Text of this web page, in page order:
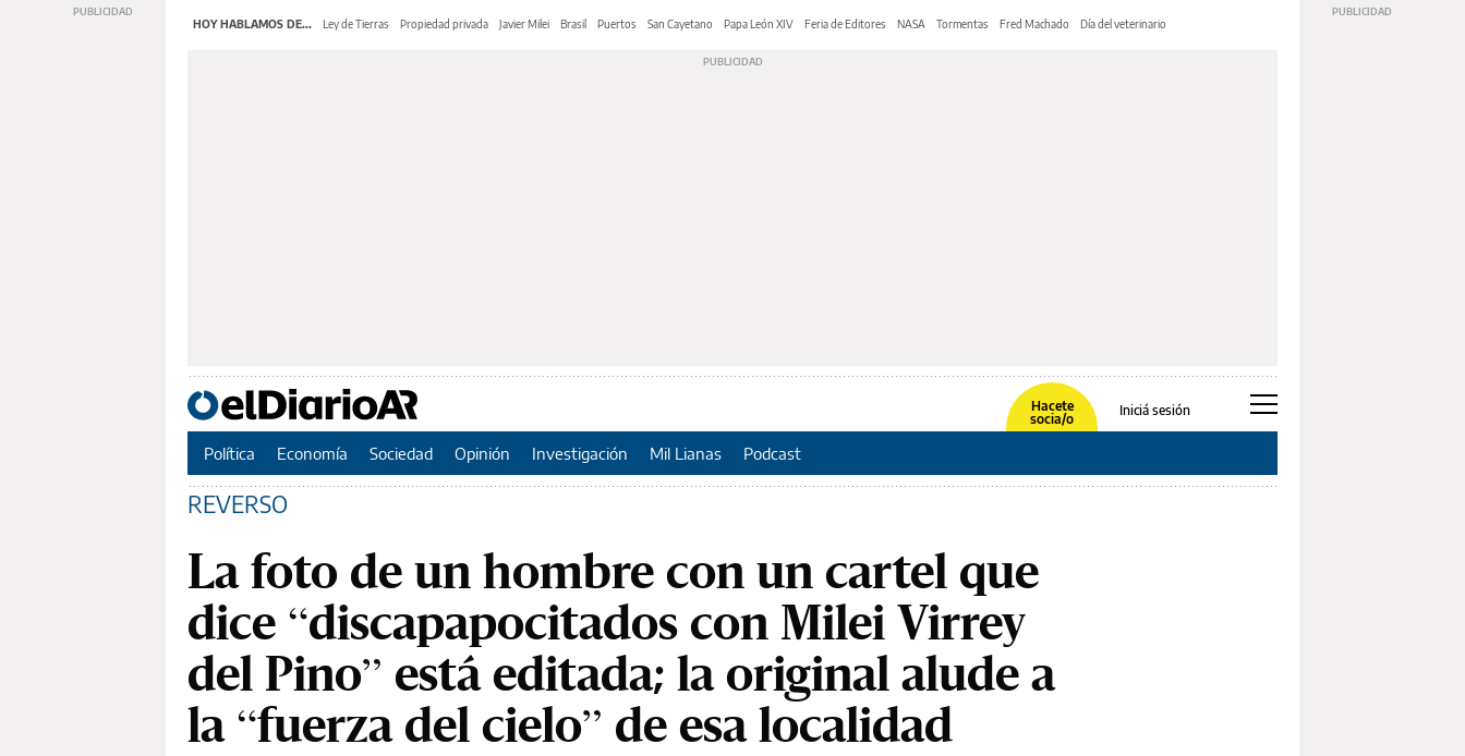
HOY HABLAMOS DE... Ley de Tierras Propiedad privada Javier Milei Brasil Puertos San Cayetano Papa León XIV Feria de Editores NASA Tormentas Fred Machado Día del veterinario
Hacete
socia/o
Iniciá sesión
Política Economía Sociedad Opinión Investigación Mil Lianas Podcast
REVERSO
La foto de un hombre con un cartel que
dice “discapapocitados con Milei Virrey
del Pino” está editada; la original alude a
la “fuerza del cielo” de esa localidad